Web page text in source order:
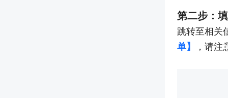
第二步：
跳转至相关
单】
，请